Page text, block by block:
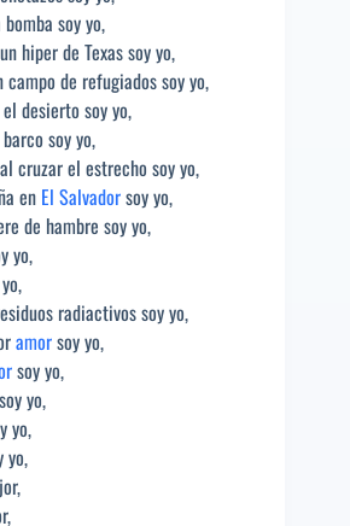
soy yo,
hiper de Texas soy yo,
de refugiados soy yo,
desierto soy yo,
soy yo,
cruzar el estrecho soy yo,
en El Salvadorsoy yo,
de hambre soy yo,
yo,
radiactivos soy yo,
amorsoy yo,
soy yo,
yo,
yo,
yo,